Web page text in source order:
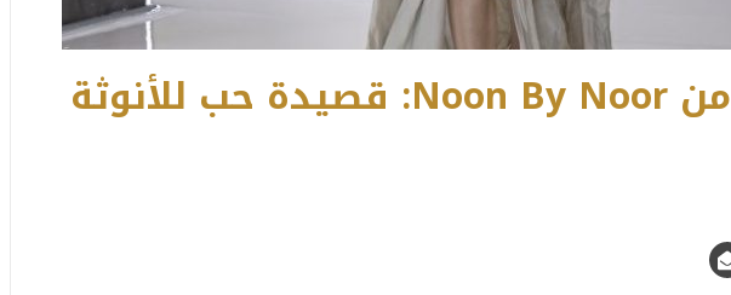
مجموعة ميراج من Noon By Noor: قصيدة حب للأنوثة